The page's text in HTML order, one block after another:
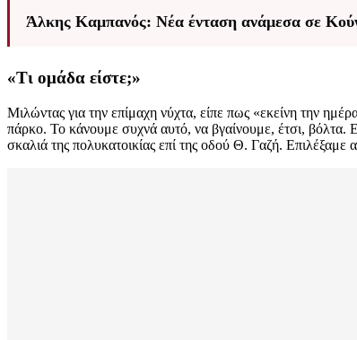
Άλκης Καμπανός: Νέα ένταση ανάμεσα σε
«Τι ομάδα είστε;»
Μιλώντας για την επίμαχη νύχτα, είπε πως «εκείνη την
πάρκο. Το κάνουμε συχνά αυτό, να βγαίνουμε, έτσι, βόλτα.
σκαλιά της πολυκατοικίας επί της οδού Θ. Γαζή. Επιλέξαμε